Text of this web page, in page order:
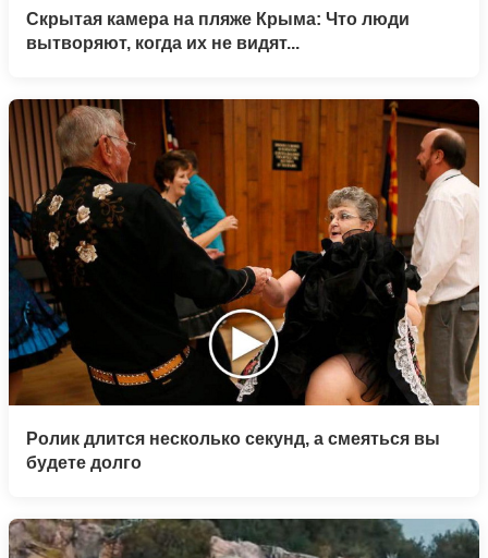
Скрытая камера на пляже Крыма: Что люди
вытворяют, когда их не видят...
Ролик длится несколько секунд, а смеяться вы
будете долго